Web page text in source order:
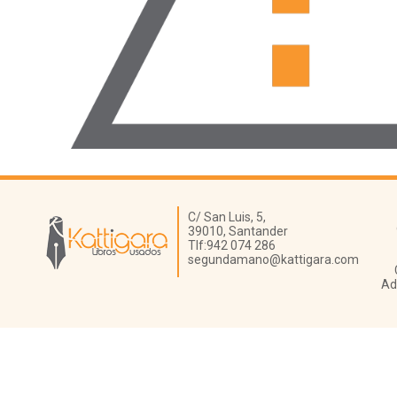
Librería Kattigara
C/ San Luis, 5,
39010, Santander
Tlf:942 074 286
segundamano@kattigara.com